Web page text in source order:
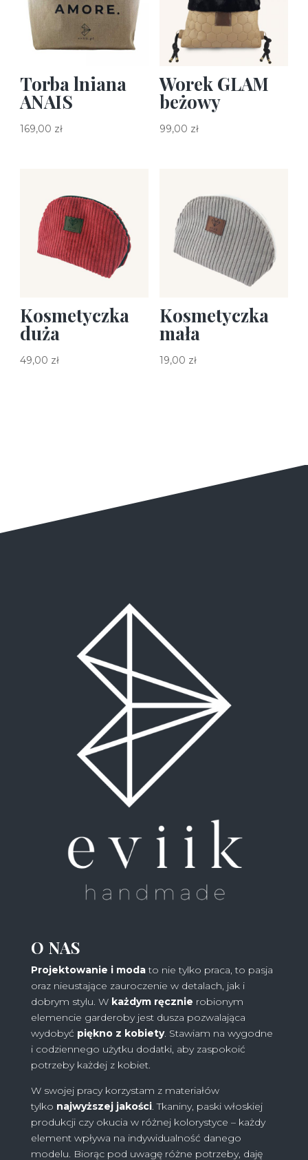
Torba lniana
ANAIS
169,00 zł
Worek GLAM
beżowy
99,00 zł
Kosmetyczka
duża
49,00 zł
Kosmetyczka
mała
19,00 zł
O NAS
Projektowanie i modato nie tylko praca, to pasja
oraz nieustające zauroczenie w detalach, jak i
dobrym stylu. W każdym ręcznie robionym
elemencie garderoby jest dusza pozwalająca
wydobyć piękno z kobiety. Stawiam na wygodne
i codziennego użytku dodatki, aby zaspokoić
potrzeby każdej z kobiet.
W swojej pracy korzystam z materiałów
tylko najwyższej jakości. Tkaniny, paski włoskiej
produkcji czy okucia w różnej kolorystyce – każdy
element wpływa na indywidualność danego
modelu. Biorąc pod uwagę różne potrzeby, daję